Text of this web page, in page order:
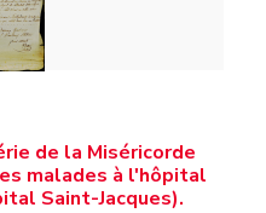
de la Miséricorde
malades à l'hôpital
Saint-Jacques).